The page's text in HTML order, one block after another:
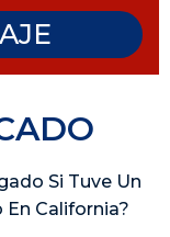
Si Tuve Un
California?